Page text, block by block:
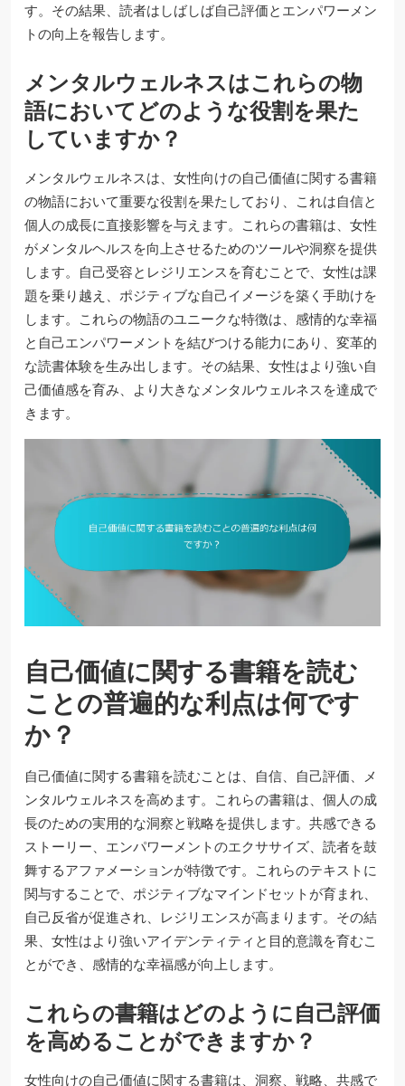
す。その結果、読者はしばしば自己評価とエンパワーメン
トの向上を報告します。
メンタルウェルネスはこれらの物
語においてどのような役割を果た
していますか？
メンタルウェルネスは、女性向けの自己価値に関する書籍
の物語において重要な役割を果たしており、これは自信と
個人の成長に直接影響を与えます。これらの書籍は、女性
がメンタルヘルスを向上させるためのツールや洞察を提供
します。自己受容とレジリエンスを育むことで、女性は課
題を乗り越え、ポジティブな自己イメージを築く手助けを
します。これらの物語のユニークな特徴は、感情的な幸福
と自己エンパワーメントを結びつける能力にあり、変革的
な読書体験を生み出します。その結果、女性はより強い自
己価値感を育み、より大きなメンタルウェルネスを達成で
きます。
自己価値に関する書籍を読む
ことの普遍的な利点は何です
か？
自己価値に関する書籍を読むことは、自信、自己評価、メ
ンタルウェルネスを高めます。これらの書籍は、個人の成
長のための実用的な洞察と戦略を提供します。共感できる
ストーリー、エンパワーメントのエクササイズ、読者を鼓
舞するアファメーションが特徴です。これらのテキストに
関与することで、ポジティブなマインドセットが育まれ、
自己反省が促進され、レジリエンスが高まります。その結
果、女性はより強いアイデンティティと目的意識を育むこ
とができ、感情的な幸福感が向上します。
これらの書籍はどのように自己評価
を高めることができますか？
女性向けの自己価値に関する書籍は、洞察、戦略、共感で